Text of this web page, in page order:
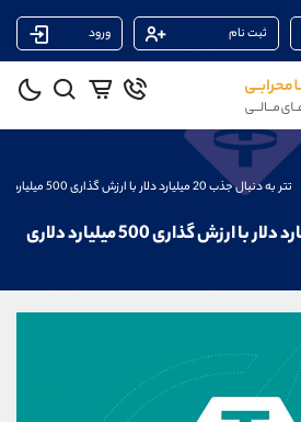
ثبت نام ورود
تتر به دنبال جذب 20 میلیارد دلار با ارزش گذاری 500 میلیارد دلاری@Armteam_admin_103
103
09194198792
@Armteam_admin_33